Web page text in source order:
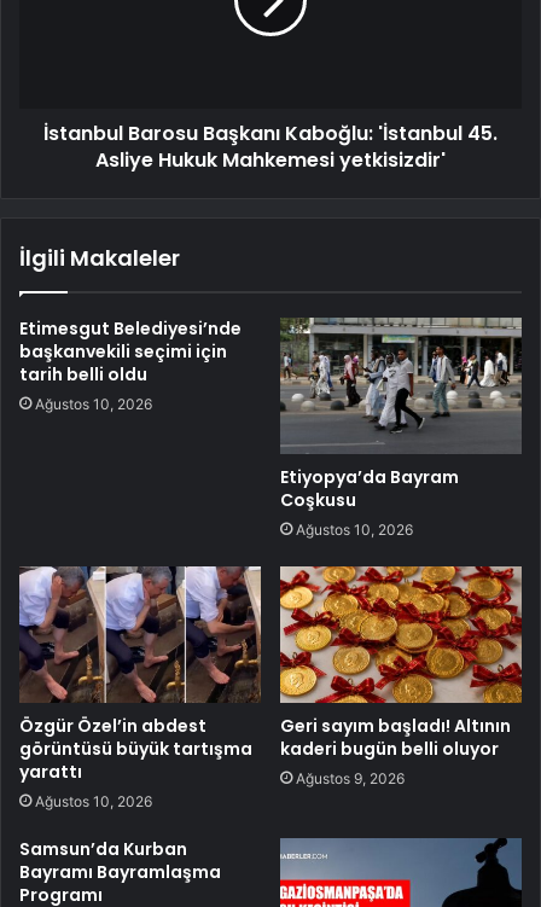
İstanbul Barosu Başkanı Kaboğlu: 'İstanbul 45.
Asliye Hukuk Mahkemesi yetkisizdir'
İlgili Makaleler
Etimesgut Belediyesi’nde
başkanvekili seçimi için
tarih belli oldu
Ağustos 10, 2026
Etiyopya’da Bayram
Coşkusu
Ağustos 10, 2026
Özgür Özel’in abdest
görüntüsü büyük tartışma
yarattı
Ağustos 10, 2026
Geri sayım başladı! Altının
kaderi bugün belli oluyor
Ağustos 9, 2026
Samsun’da Kurban
Bayramı Bayramlaşma
Programı